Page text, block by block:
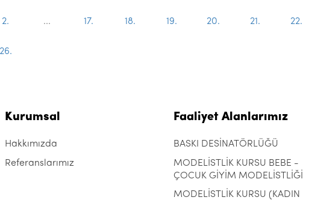
2. ... 17. 18. 19. 20. 21. 22.
26.
Kurumsal
Hakkımızda
Referanslarımız
Faaliyet Alanlarımız
BASKI DESİNATÖRLÜĞÜ
MODELİSTLİK KURSU BEBE -
ÇOCUK GİYİM MODELİSTLİĞİ
MODELİSTLİK KURSU (KADIN